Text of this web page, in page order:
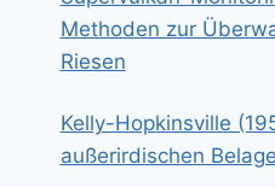
Methoden zur
Riesen
Kelly-Hopkinsville
außerirdischen